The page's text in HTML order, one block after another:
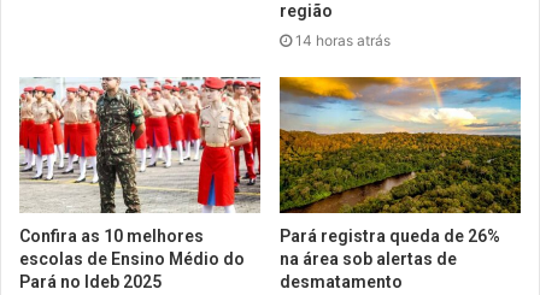
região
14 horas atrás
Confira as 10 melhores
escolas de Ensino Médio do
Pará no Ideb 2025
Pará registra queda de 26%
na área sob alertas de
desmatamento